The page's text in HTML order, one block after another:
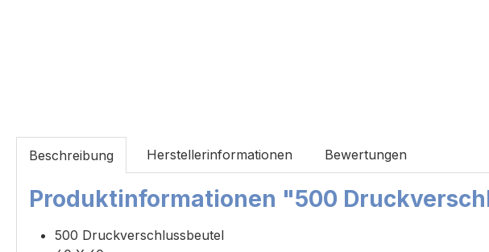
Beschreibung Herstellerinformationen Bewertungen
Produktinformationen "500
500 Druckverschlussbeutel